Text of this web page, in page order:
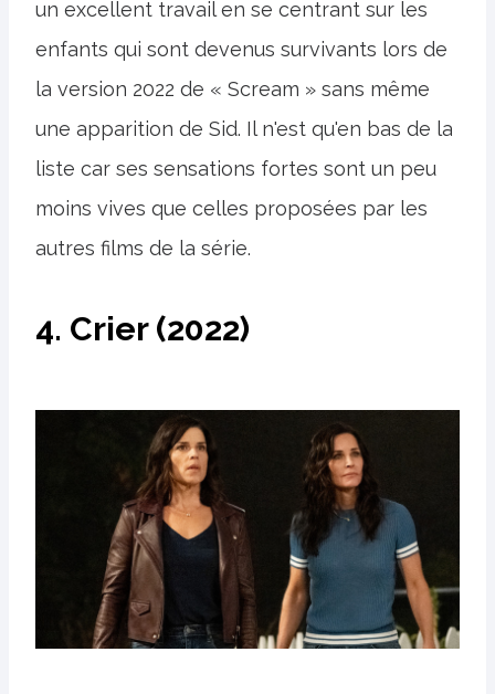
un excellent travail en se centrant sur les
enfants qui sont devenus survivants lors de
la version 2022 de « Scream » sans même
une apparition de Sid. Il n'est qu'en bas de la
liste car ses sensations fortes sont un peu
moins vives que celles proposées par les
autres films de la série.
4. Crier (2022)